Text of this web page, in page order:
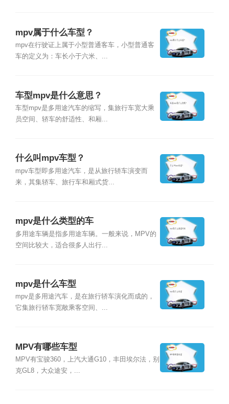
mpv属于什么车型？
mpv在行驶证上属于小型普通客车，小型普通客
车的定义为：车长小于六米、...
车型mpv是什么意思？
车型mpv是多用途汽车的缩写，集旅行车宽大乘
员空间、轿车的舒适性、和厢...
什么叫mpv车型？
mpv车型即多用途汽车，是从旅行轿车演变而
来，其集轿车、旅行车和厢式货...
mpv是什么类型的车
多用途车辆是指多用途车辆。一般来说，MPV的
空间比较大，适合很多人出行...
mpv是什么车型
mpv是多用途汽车，是在旅行轿车演化而成的，
它集旅行轿车宽敞乘客空间、...
MPV有哪些车型
MPV有宝骏360，上汽大通G10，丰田埃尔法，别
克GL8，大众途安，...